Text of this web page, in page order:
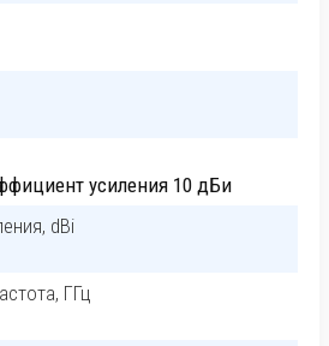
усиления 10 дБи
dBi
ГГц